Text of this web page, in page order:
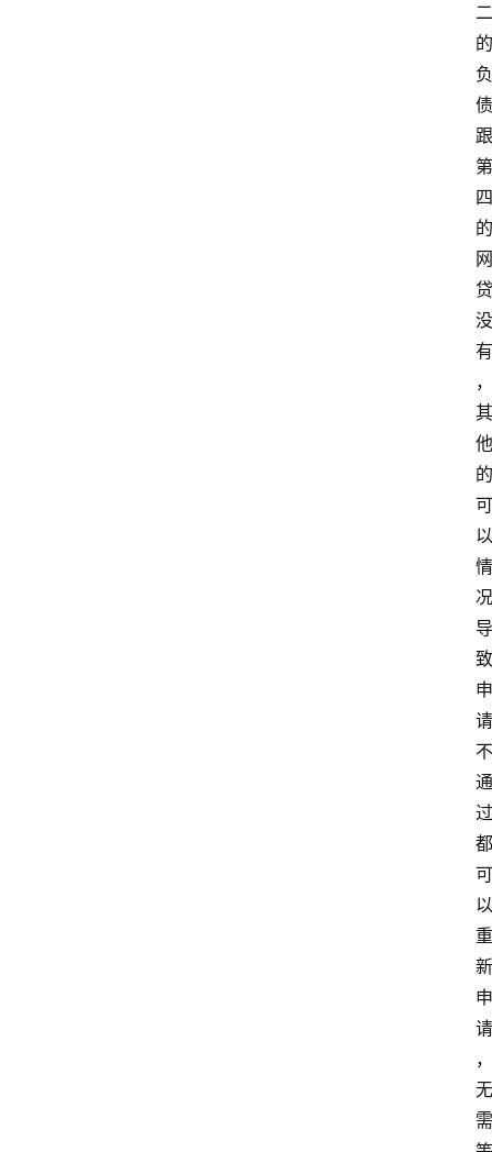
二
的
负
债
跟
第
四
的
网
贷
没
有
，
其
他
的
可
以
情
况
导
致
申
请
不
通
过
都
可
以
重
新
申
请
，
无
需